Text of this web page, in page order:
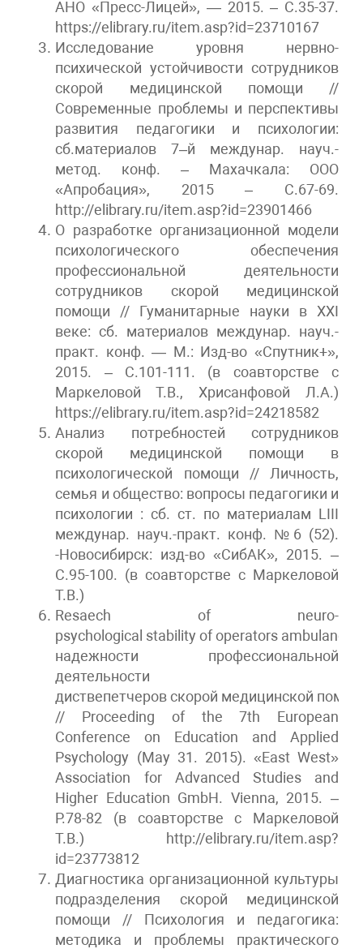
АНО «Пресс-Лицей», — 2015. – С.35-37.
https://elibrary.ru/item.asp?id=23710167
Исследование уровня нервно-
психической устойчивости сотрудников
скорой медицинской помощи //
Современные проблемы и перспективы
развития педагогики и психологии:
сб.материалов 7–й междунар. науч.-
метод. конф. – Махачкала: ООО
«Апробация», 2015 – С.67-69.
http://elibrary.ru/item.asp?id=23901466
О разработке организационной модели
психологического обеспечения
профессиональной деятельности
сотрудников скорой медицинской
помощи // Гуманитарные науки в XXI
веке: сб. материалов междунар. науч.-
практ. конф. — М.: Изд-во «Спутник+»,
2015. – С.101-111. (в соавторстве с
Маркеловой Т.В., Хрисанфовой Л.А.)
https://elibrary.ru/item.asp?id=24218582
Анализ потребностей сотрудников
скорой медицинской помощи в
психологической помощи // Личность,
семья и общество: вопросы педагогики и
психологии : сб. ст. по материалам LIII
междунар. науч.-практ. конф. №6 (52).
-Новосибирск: изд-во «СибАК», 2015. –
С.95-100. (в соавторстве с Маркеловой
Т.В.)
Resaech of neuro-
psychological stability of operators ambulance
надежности
профессиональной
деятельности
диствепетчеров скорой медицинской
// Proceeding of the 7th European
Conference on Education and Applied
Psychology (May 31. 2015). «East West»
Association for Advanced Studies and
Higher Education GmbH. Vienna, 2015. –
Р.78-82 (в соавторстве с Маркеловой
Т.В.) http://elibrary.ru/item.asp?
id=23773812
Диагностика организационной культуры
подразделения скорой медицинской
помощи // Психология и педагогика:
методика и проблемы практического